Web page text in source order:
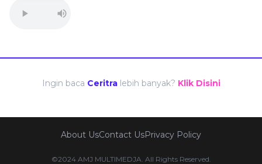
Ingin baca Ceritra lebih banyak? Klik Disini
About UsContact UsPrivacy Policy
©2024 AMJ MULTIMEDJA. All Rights Reserved.